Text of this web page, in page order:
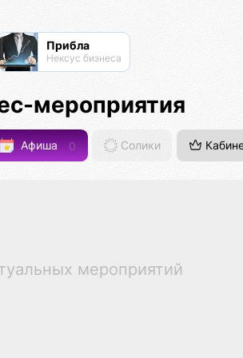
Прибла
Нексус бизнеса
мероприятия
Афиша 0 Солики
мероприятий